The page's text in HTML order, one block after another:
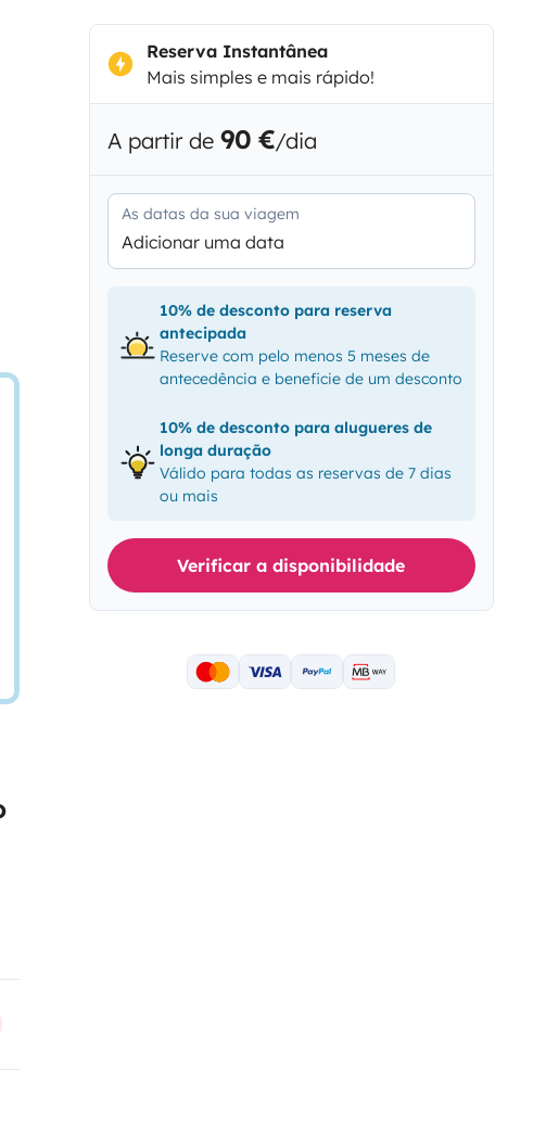
Reserva Instantânea
Mais simples e mais rápido!
A partir de 90 €/dia
As datas da sua viagem
Adicionar uma data
10% de desconto para reserva
antecipada
Reserve com pelo menos 5 meses de
antecedência e beneficie de um desconto
10% de desconto para alugueres de
longa duração
Válido para todas as reservas de 7 dias
ou mais
Verificar a disponibilidade